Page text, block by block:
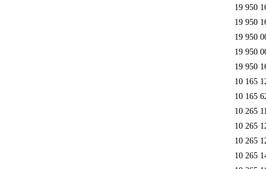
19 950
19 950
19 950
19 950
19 950
10 165
10 165
10 265
10 265
10 265
10 265